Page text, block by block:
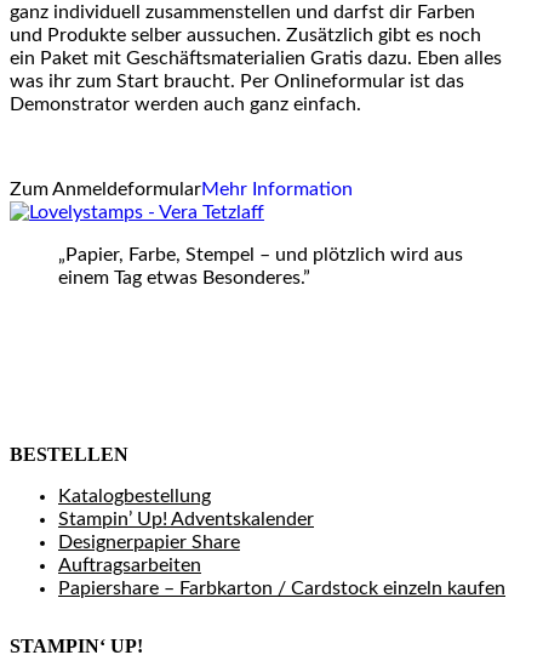
ganz individuell zusammenstellen und darfst dir Farben
und Produkte selber aussuchen. Zusätzlich gibt es noch
ein Paket mit Geschäftsmaterialien Gratis dazu. Eben alles
was ihr zum Start braucht. Per Onlineformular ist das
Demonstrator werden auch ganz einfach.
Zum AnmeldeformularMehr Information
„Papier, Farbe, Stempel – und plötzlich wird aus
einem Tag etwas Besonderes.”
BESTELLEN
Katalogbestellung
Stampin’ Up! Adventskalender
Designerpapier Share
Auftragsarbeiten
Papiershare – Farbkarton / Cardstock einzeln kaufen
STAMPIN‘ UP!